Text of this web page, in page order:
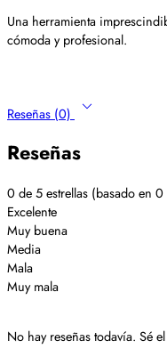
Una herramienta
cómoda y profesional.
Reseñas (0)
Reseñas
0 de 5 estrellas (basado en 0
Excelente
Muy buena
Media
Mala
Muy mala
No hay reseñas todavía. Sé